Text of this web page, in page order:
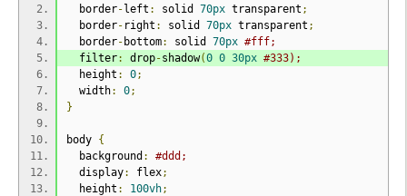
border-left : solid 70px transparent ;
border- right : solid 70px transparent ;
border- bottom: solid 70px #fff;
filter: drop-shadow(0 0 30px #333);
height : 0;
width: 0;
}
body {
background :
#ddd;
display: flex;
height : 100vh;